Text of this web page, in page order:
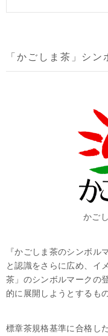
「かごしま茶」シン
かご
『かごしま茶のシンボ
と認識をさらに広め、イ
茶」のシンボルマークの
的に展開しようとするもの
標章茶規格基準に合格し